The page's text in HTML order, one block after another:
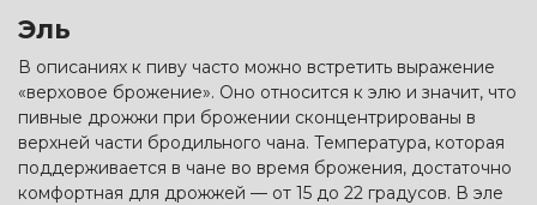
Эль
В описаниях к пиву часто можно встретить выражение
«верховое брожение». Оно относится к элю и значит, что
пивные дрожжи при брожении сконцентрированы в
верхней части бродильного чана. Температура, которая
поддерживается в чане во время брожения, достаточно
комфортная для дрожжей — от 15 до 22 градусов. В эле